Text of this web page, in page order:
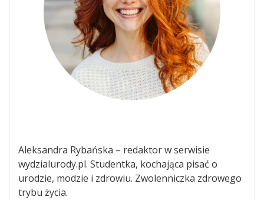
Aleksandra Rybańska – redaktor w serwisie
wydzialurody.pl. Studentka, kochająca pisać o
urodzie, modzie i zdrowiu. Zwolenniczka zdrowego
trybu życia.